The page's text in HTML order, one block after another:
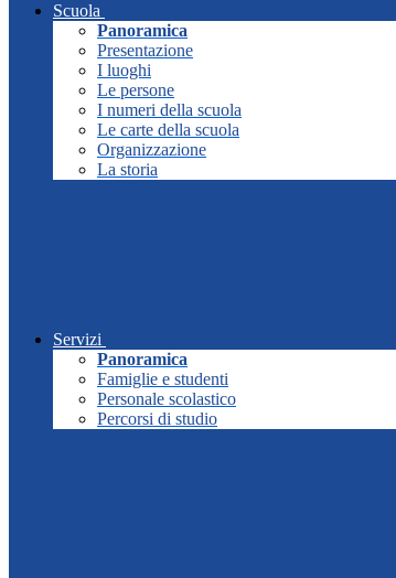
Scuola
Panoramica
Presentazione
I luoghi
Le persone
I numeri della scuola
Le carte della scuola
Organizzazione
La storia
Servizi
Panoramica
Famiglie e studenti
Personale scolastico
Percorsi di studio